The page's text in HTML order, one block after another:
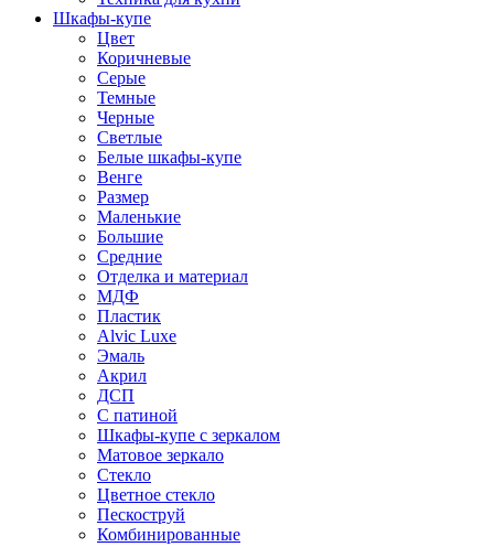
Шкафы-купе
Цвет
Коричневые
Серые
Темные
Черные
Светлые
Белые шкафы-купе
Венге
Размер
Маленькие
Большие
Средние
Отделка и материал
МДФ
Пластик
Alvic Luxe
Эмаль
Акрил
ДСП
С патиной
Шкафы-купе с зеркалом
Матовое зеркало
Стекло
Цветное стекло
Пескоструй
Комбинированные